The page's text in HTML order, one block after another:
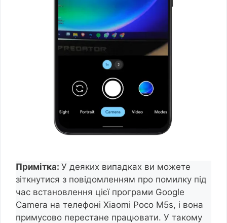
Примітка: У деяких випадках ви можете
зіткнутися з повідомленням про помилку під
час встановлення цієї програми Google
Camera на телефоні Xiaomi Poco M5s, і вона
примусово перестане працювати. У такому